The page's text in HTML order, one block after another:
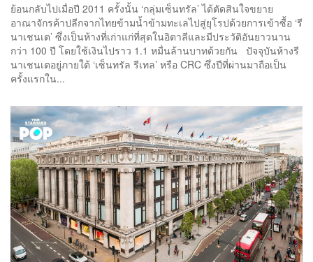
ย้อนกลับไปเมื่อปี 2011 ครั้งนั้น ‘กลุ่มเซ็นทรัล’ ได้ตัดสินใจขยาย
อาณาจักรค้าปลีกจากไทยข้ามน้ำข้ามทะเลไปสู่ยุโรปด้วยการเข้าซื้อ ‘รี
นาเชนเต’ ซึ่งเป็นห้างที่เก่าแก่ที่สุดในอิตาลีและมีประวัติอันยาวนาน
กว่า 100 ปี โดยใช้เงินไปราว 1.1 หมื่นล้านบาทด้วยกัน ปัจจุบันห้างรี
นาเชนเตอยู่ภายใต้ ‘เซ็นทรัล รีเทล’ หรือ CRC ซึ่งปีที่ผ่านมาถือเป็น
ครั้งแรกใน...